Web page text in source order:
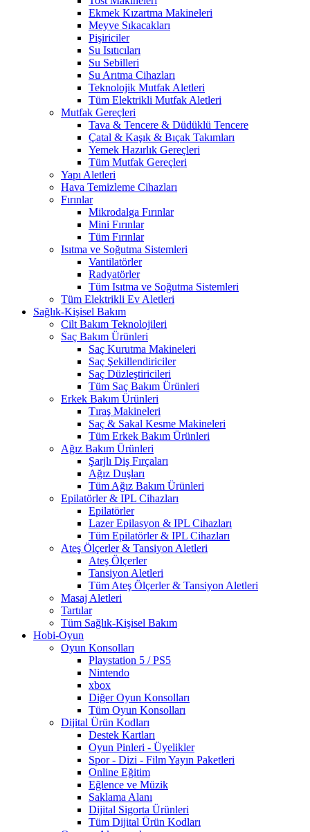
Ekmek Kızartma Makineleri
Meyve Sıkacakları
Pişiriciler
Su Isıtıcıları
Su Sebilleri
Su Arıtma Cihazları
Teknolojik Mutfak Aletleri
Tüm Elektrikli Mutfak Aletleri
Mutfak Gereçleri
Tava & Tencere & Düdüklü Tencere
Çatal & Kaşık & Bıçak Takımları
Yemek Hazırlık Gereçleri
Tüm Mutfak Gereçleri
Yapı Aletleri
Hava Temizleme Cihazları
Fırınlar
Mikrodalga Fırınlar
Mini Fırınlar
Tüm Fırınlar
Isıtma ve Soğutma Sistemleri
Vantilatörler
Radyatörler
Tüm Isıtma ve Soğutma Sistemleri
Tüm Elektrikli Ev Aletleri
Sağlık-Kişisel Bakım
Cilt Bakım Teknolojileri
Saç Bakım Ürünleri
Saç Kurutma Makineleri
Saç Şekillendiriciler
Saç Düzleştiricileri
Tüm Saç Bakım Ürünleri
Erkek Bakım Ürünleri
Tıraş Makineleri
Saç & Sakal Kesme Makineleri
Tüm Erkek Bakım Ürünleri
Ağız Bakım Ürünleri
Şarjlı Diş Fırçaları
Ağız Duşları
Tüm Ağız Bakım Ürünleri
Epilatörler & IPL Cihazları
Epilatörler
Lazer Epilasyon & IPL Cihazları
Tüm Epilatörler & IPL Cihazları
Ateş Ölçerler & Tansiyon Aletleri
Ateş Ölçerler
Tansiyon Aletleri
Tüm Ateş Ölçerler & Tansiyon Aletleri
Masaj Aletleri
Tartılar
Tüm Sağlık-Kişisel Bakım
Hobi-Oyun
Oyun Konsolları
Playstation 5 / PS5
Nintendo
xbox
Diğer Oyun Konsolları
Tüm Oyun Konsolları
Dijital Ürün Kodları
Destek Kartları
Oyun Pinleri - Üyelikler
Spor - Dizi - Film Yayın Paketleri
Online Eğitim
Eğlence ve Müzik
Saklama Alanı
Dijital Sigorta Ürünleri
Tüm Dijital Ürün Kodları